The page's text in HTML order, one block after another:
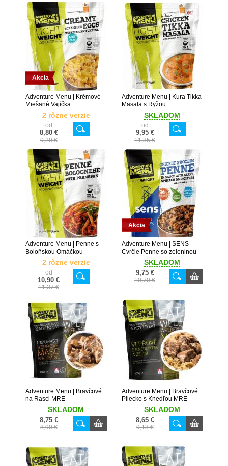
Akcia
Adventure Menu | Krémové
Miešané Vajíčka
2 rôzne verzie
od
8,80 €
9,20 €
Adventure Menu | Kura Tikka
Masala s Ryžou
SKLADOM
od
9,95 €
11,35 €
Adventure Menu | Penne s
Boloňskou Omáčkou
2 rôzne verzie
od
10,90 €
11,37 €
Akcia
Adventure Menu | SENS
Cvrčie Penne so zeleninou
SKLADOM
9,75 €
10,70 €
Adventure Menu | Bravčové
na Rasci MRE
SKLADOM
8,75 €
8,90 €
Adventure Menu | Bravčové
Pliecko s Knedľou MRE
SKLADOM
8,65 €
9,13 €